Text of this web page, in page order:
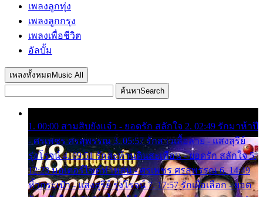
เพลงลูกทุ่ง
เพลงลูกกรุง
เพลงเพื่อชีวิต
อัลบั้ม
เพลงทั้งหมด Music All
ค้นหาSearch
1. 00:00 สามสิบยังแจ๋ว - ยอดรัก สลักใจ 2. 02:49 รักมาห้าปี
- ศรเพชร ศรสุพรรณ 3. 05:57 รักสาวเสื้อลาย - แสงสุรีย์
รุ่งโรจน์ 4. 09:51 รักสะท้านดินสะเทือน - ยอดรัก สลักใจ 5.
12:23 มอเตอร์ไซค์ทำหล่น - ศรเพชร ศรสุพรรณ 6. 14:49
หิ้วกระเป๋า - แสงสุรีย์ รุ่งโรจน์ 7. 17:57 รักเผื่อเลือก - ยอด